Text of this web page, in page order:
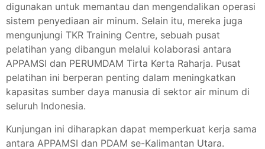
digunakan untuk memantau dan mengendalikan operasi
sistem penyediaan air minum. Selain itu, mereka juga
mengunjungi TKR Training Centre, sebuah pusat
pelatihan yang dibangun melalui kolaborasi antara
APPAMSI dan PERUMDAM Tirta Kerta Raharja. Pusat
pelatihan ini berperan penting dalam meningkatkan
kapasitas sumber daya manusia di sektor air minum di
seluruh Indonesia.
Kunjungan ini diharapkan dapat memperkuat kerja sama
antara APPAMSI dan PDAM se-Kalimantan Utara.